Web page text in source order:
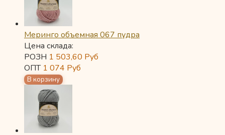
Меринго объемная 067 пудра
Цена склада:
РОЗН 1 503,60 Руб
ОПТ 1 074 Руб